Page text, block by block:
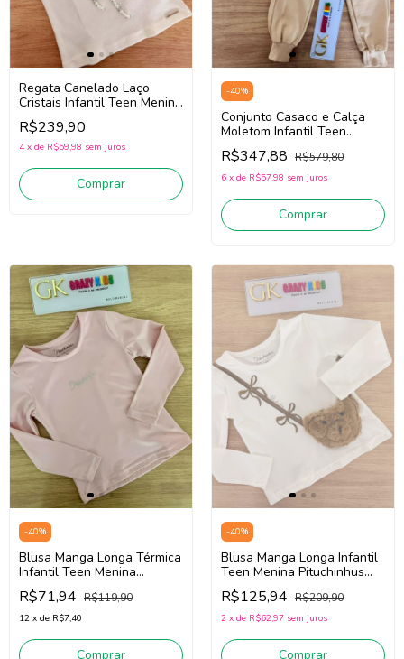
Regata Canelado Laço
Cristais Infantil Teen Menina
Pituchinhus 30716 (Off
White)
R$239,90
4 x de R$59,98 sem juros
Comprar
-40%
Conjunto Casaco e Calça
Moletom Infantil Teen
Menina Pituchinhus
30249/30250 (Bege)
R$347,88 R$579,80
6 x de R$57,98 sem juros
Comprar
-40%
Blusa Manga Longa Térmica
Infantil Teen Menina
Pituchinhus 28629 (Rosa)
R$71,94 R$119,90
12 x de R$7,40
Comprar
-40%
Blusa Manga Longa Infantil
Teen Menina Pituchinhus
30247 (Off White)
R$125,94 R$209,90
2 x de R$62,97 sem juros
Comprar